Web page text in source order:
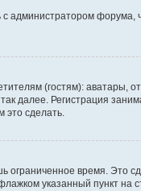
с администратором
(гостям): аватары,
далее. Регистрация
это сделать.
время. Это
указанный пункт на